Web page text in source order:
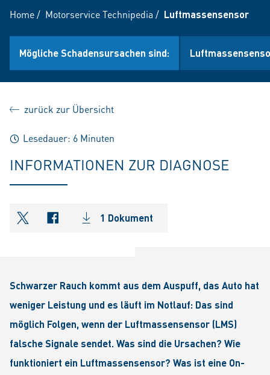
Home/ Motorservice Technipedia / Luftmassensensor
Mögliche Schadensursachen sind:
zurück zur Übersicht
Lesedauer: 6 Minuten
INFORMATIONEN ZUR DIAGNOSE
shareOntwitter
shareOnfacebook
1 Dokument
Schwarzer Rauch kommt aus dem Auspuff, das Auto hat
weniger Leistung und es läuft im Notlauf: Das sind
möglich Folgen, wenn der Luftmassensensor (LMS)
falsche Signale sendet. Was sind die Ursachen? Wie
funktioniert ein Luftmassensensor? Was ist eine On-